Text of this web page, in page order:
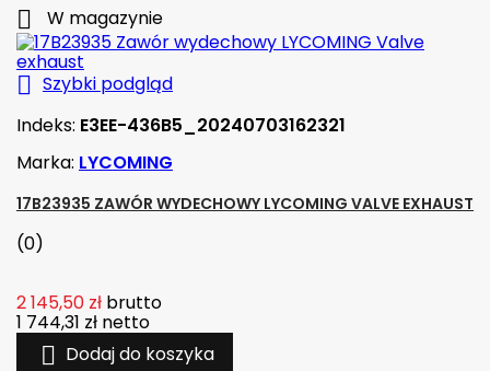
 W magazynie
 Szybki podgląd
Indeks: E3EE-436B5_20240703162321
Marka: LYCOMING
17B23935 ZAWÓR WYDECHOWY LYCOMING VALVE EXHAUST
(0)
2 145,50 zł brutto
1 744,31 zł netto
 Dodaj do koszyka